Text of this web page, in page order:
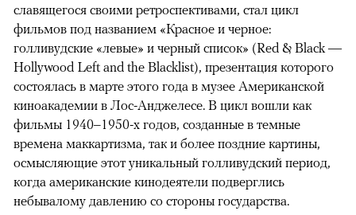
славящегося своими ретроспективами, стал цикл
фильмов под названием «Красное и черное:
голливудские «левые» и черный список» (Red & Black —
Hollywood Left and the Blacklist), презентация которого
состоялась в марте этого года в музее Американской
киноакадемии в Лос-Анджелесе. В цикл вошли как
фильмы 1940–1950-х годов, созданные в темные
времена маккартизма, так и более поздние картины,
осмысляющие этот уникальный голливудский период,
когда американские кинодеятели подверглись
небывалому давлению со стороны государства.